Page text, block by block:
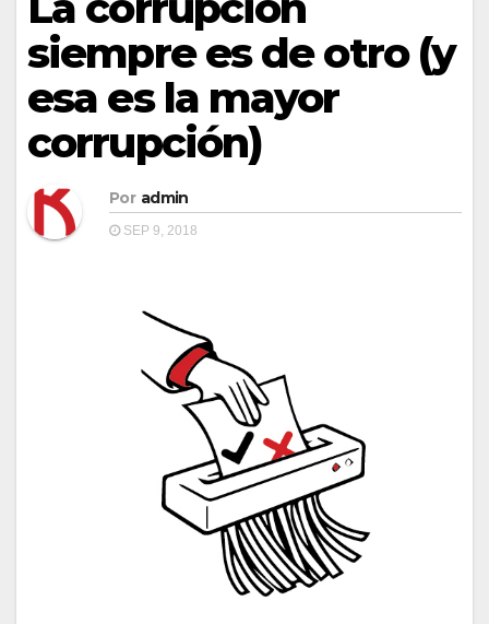
siempre es de otro (y
esa es la mayor
corrupción)
Por admin
SEP 9, 2018